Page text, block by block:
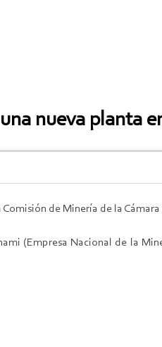
nueva planta
de Minería de la
(Empresa Nacional de la